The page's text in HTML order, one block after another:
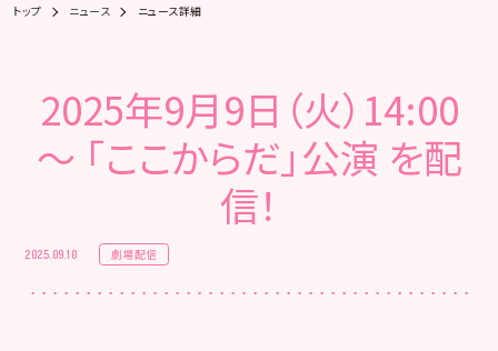
トップ ニュース ニュース詳細
2025年9月9日（火）14:00
～ 「ここからだ」公演 を配
信！
2025.09.10 劇場配信